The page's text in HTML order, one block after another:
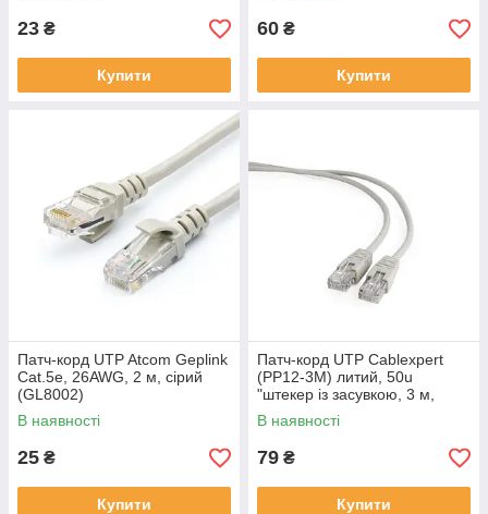
23 ₴
Купити
60 ₴
Купити
Патч-корд UTP Atcom Geplink
Cat.5e, 26AWG, 2 м, сірий
(GL8002)
В наявності
25 ₴
Купити
Патч-корд UTP Cablexpert
(PP12-3M) литий, 50u
"штекер із засувкою, 3 м,
сірий
В наявності
79 ₴
Купити